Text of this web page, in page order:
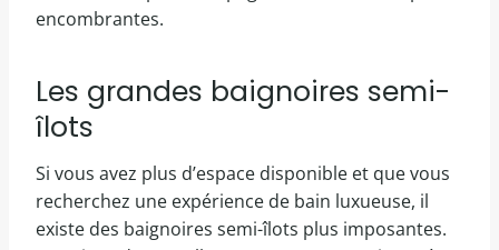
encombrantes.
Les grandes baignoires semi-
îlots
Si vous avez plus d’espace disponible et que vous
recherchez une expérience de bain luxueuse, il
existe des baignoires semi-îlots plus imposantes.